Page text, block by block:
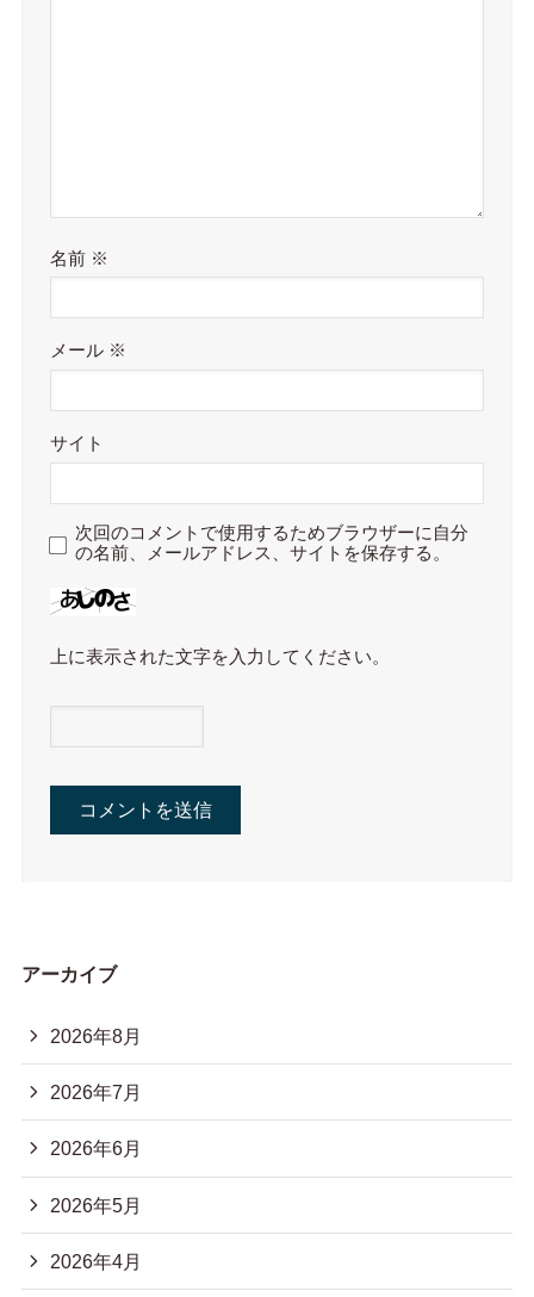
名前 ※
メール ※
サイト
次回のコメントで使用するためブラウザーに自分
の名前、メールアドレス、サイトを保存する。
上に表示された文字を入力してください。
アーカイブ
2026年8月
2026年7月
2026年6月
2026年5月
2026年4月